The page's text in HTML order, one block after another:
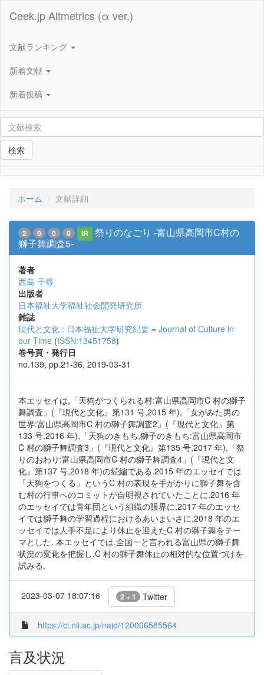
Ceek.jp Altmetrics (α ver.)
文献ランキング
新着文献
新着投稿
検索
ホーム 文献詳細
2 0 0 0 IR
祭りのなごり -富山県高岡市C村の
獅子舞調査5-
著者
西島 千尋
出版者
日本福祉大学福祉社会開発研究所
雑誌
現代と文化 : 日本福祉大学研究紀要 = Journal of Culture in
our Time (ISSN:13451758)
巻号頁・発行日
no.139, pp.21-36, 2019-03-31
本エッセイは,「天狗がつくられる村:富山県高岡市C 村の獅子
舞調査」(『現代と文化』第131 号,2015 年),「女がみた男の
世界:富山県高岡市C 村の獅子舞調査2」(『現代と文化』第
133 号,2016 年),「天狗のきもち,獅子のきもち:富山県高岡市
C 村の獅子舞調査3」(『現代と文化』第135 号,2017 年),「祭
りのおわり:富山県高岡市C 村の獅子舞調査4」(『現代と文
化』第137 号,2018 年)の続編である.2015 年のエッセイでは
「天狗をつくる」というC 村の表現を手がかりに獅子舞を含
む村の行事へのコミットが自明視されていたことに,2016 年
のエッセイでは青年団という組織の限界に,2017 年のエッセ
イでは獅子舞の学習過程におけるあいまいさに,2018 年のエ
ッセイでは人手不足により休止を迎えたC 村の獅子舞をテー
マとした. 本エッセイでは,全国一と言われる富山県の獅子舞
状況の変化を把握し,C 村の獅子舞休止の相対的な位置づけを
試みる.
2023-03-07 18:07:16 2 + 1 Twitter
https://ci.nii.ac.jp/naid/120006585564
言及状況